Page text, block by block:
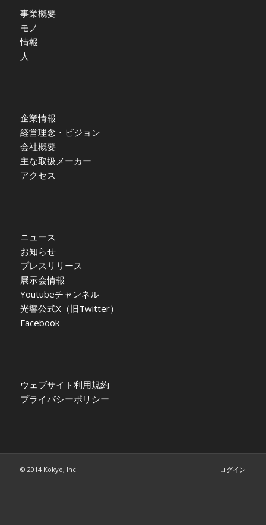
事業概要
モノ
情報
人
企業情報
経営理念・ビジョン
会社概要
主な取扱メーカー
アクセス
ニュース
お知らせ
プレスリリース
展示会情報
Youtubeチャンネル
光響公式X（旧Twitter）
Facebook
ウェブサイト利用規約
プライバシーポリシー
© 2014 Kokyo, Inc. ログイン